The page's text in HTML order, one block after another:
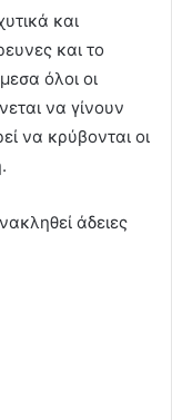
και
και το
όλοι οι
να γίνουν
να κρύβονται οι
άδειες